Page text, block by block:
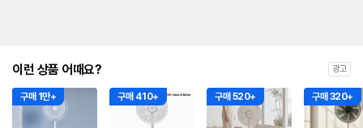
이런 상품 어때요? 광고
구매 1만+ 구매 410+ 구매 520+ 구매 320+